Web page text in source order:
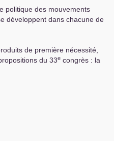
politique des mouvements
développent dans chacune de
de première nécessité,
du 33e congrès : la